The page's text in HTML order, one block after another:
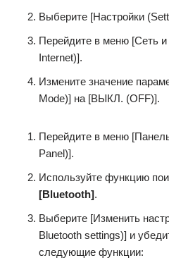
Выберите [Настройки
Перейдите в меню [Сеть и
Internet)].
Измените значение
Mode)] на [ВЫКЛ. (OFF)].
Перейдите в меню
Panel)].
Используйте функцию
[Bluetooth].
Выберите [Изменить
Bluetooth settings)] и
следующие функции: